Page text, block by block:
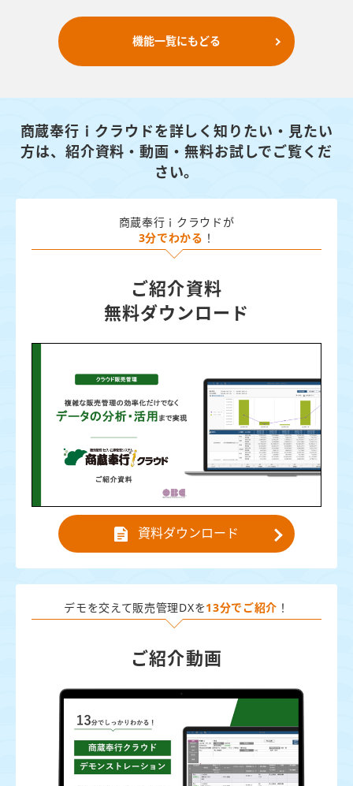
機能一覧にもどる
商蔵奉行ｉクラウドを詳しく知りたい・見たい
方は、 紹介資料・動画・無料お試しでご覧くだ
さい。
商蔵奉行ｉクラウドが
3分でわかる ！
ご紹介資料
無料ダウンロード
資料ダウンロード
デモを交えて販売管理DXを13分でご紹介 ！
ご紹介動画